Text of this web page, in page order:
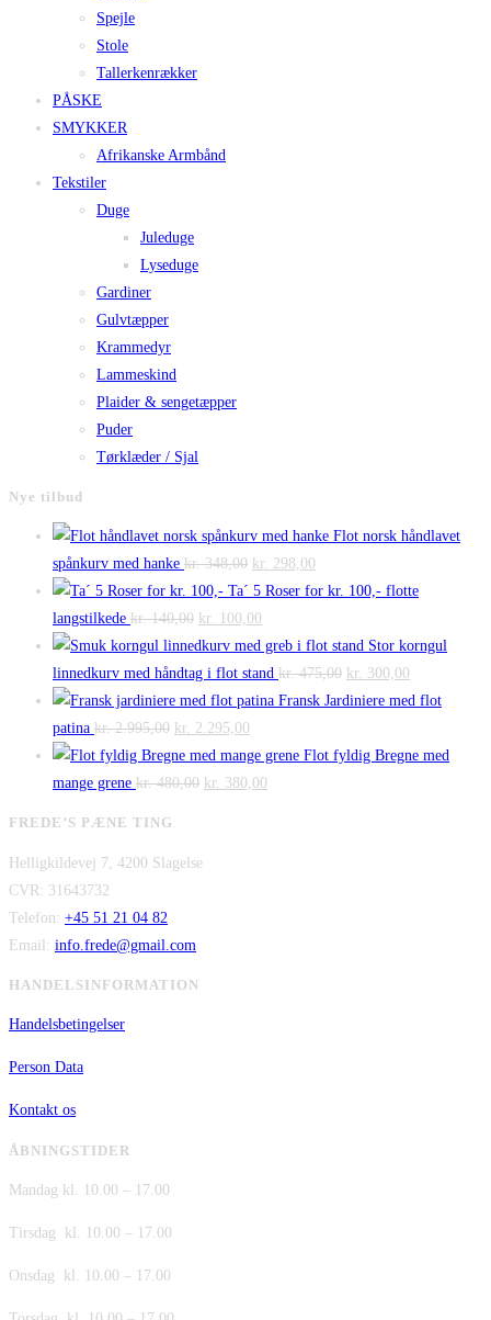
Spejle
Stole
Tallerkenrækker
PÅSKE
SMYKKER
Afrikanske Armbånd
Tekstiler
Duge
Juleduge
Lyseduge
Gardiner
Gulvtæpper
Krammedyr
Lammeskind
Plaider & sengetæpper
Puder
Tørklæder / Sjal
Nye tilbud
Flot norsk håndlavet
spånkurv med hanke kr.348,00 Den
oprindelige
pris
var:
kr. 348,00.
kr. 298,00
aktuelle
er:
kr. 298,00.
Ta´ 5 Roser for kr. 100,- flotte
langstilkede kr.140,00 Den
oprindelige
pris
var:
kr. 140,00.
kr. 100,00
aktuelle
pris
er:
Stor korngul
linnedkurv med håndtag i flot stand kr.475,00 Den
oprindelige
var:
kr. 300,00
aktuelle
er:
Fransk Jardiniere med flot
patina kr.2.995,00 Den
oprindelige
pris
kr. 2.295,00
aktuelle
pris
Flot fyldig Bregne med
mange grene kr.480,00 Den
kr. 380,00
FREDE’S PÆNE TING
Helligkildevej 7, 4200 Slagelse
CVR: 31643732
Telefon: +45 51 21 04 82
Email: info.frede@gmail.com
HANDELSINFORMATION
Handelsbetingelser
Person Data
Kontakt os
ÅBNINGSTIDER
Mandag kl. 10.00 – 17.00
Tirsdag kl. 10.00 – 17.00
Onsdag kl. 10.00 – 17.00